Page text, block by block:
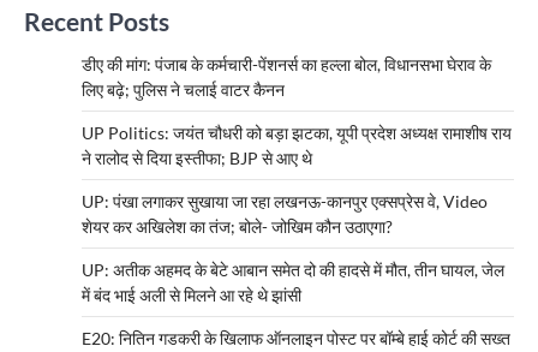
Recent Posts
डीए की मांग: पंजाब के कर्मचारी-पेंशनर्स का हल्ला बोल, विधानसभा घेराव के
लिए बढ़े; पुलिस ने चलाई वाटर कैनन
UP Politics: जयंत चौधरी को बड़ा झटका, यूपी प्रदेश अध्यक्ष रामाशीष राय
ने रालोद से दिया इस्तीफा; BJP से आए थे
UP: पंखा लगाकर सुखाया जा रहा लखनऊ-कानपुर एक्सप्रेस वे, Video
शेयर कर अखिलेश का तंज; बोले- जोखिम कौन उठाएगा?
UP: अतीक अहमद के बेटे आबान समेत दो की हादसे में मौत, तीन घायल, जेल
में बंद भाई अली से मिलने आ रहे थे झांसी
E20: नितिन गडकरी के खिलाफ ऑनलाइन पोस्ट पर बॉम्बे हाई कोर्ट की सख्त